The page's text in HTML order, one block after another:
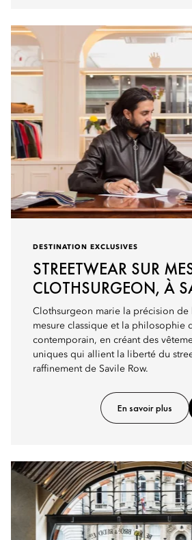
DESTINATION EXCLUSIVES
STREETWEAR SUR
CLOTHSURGEON, À
Clothsurgeon marie la précision de
mesure classique et la philosophie
contemporain, en créant des
uniques qui allient la liberté du
raffinement de Savile Row.
En savoir plus